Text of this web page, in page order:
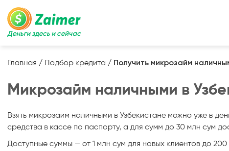
Деньги здесь и сейчас
Главная / Подбор кредита / Получить микрозайм
Микрозайм наличными в
Взять микрозайм наличными в Узбекистане можно уже в
средства в кассе по паспорту, а для сумм до 30 млн сум
Доступные суммы — от 1 млн сум для новых клиентов до